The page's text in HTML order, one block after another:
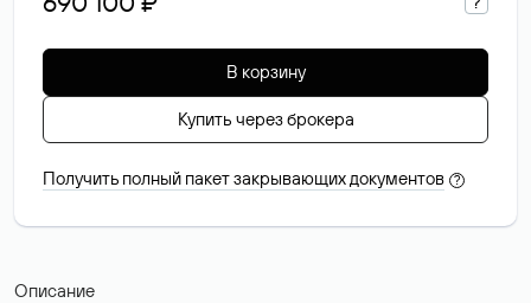
В корзину
Купить через брокера
Получить полный пакет закрывающих документов ?
Описание